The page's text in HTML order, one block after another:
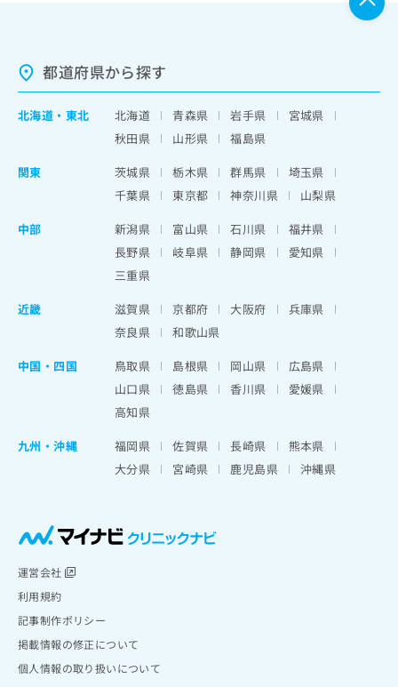
都道府県から探す
北海道 ・ 東北 北海道 青森県 岩手県
宮城県
秋田県
山形県
福島県
関東
茨城県 栃木県 群馬県
埼玉県
千葉県
東京都 神奈川県
山梨県
中部
新潟県 富山県 石川県
福井県
長野県
岐阜県 静岡県
愛知県
三重県
近畿
滋賀県 京都府 大阪府
兵庫県
奈良県
和歌山県
中国・四国
鳥取県 島根県 岡山県
広島県
山口県
徳島県 香川県
愛媛県
高知県
九州・沖縄
福岡県 佐賀県 長崎県
熊本県
大分県
宮崎県 鹿児島県 沖縄県
運営会社
利用規約
記事制作ポリシー
掲載情報の修正について
個人情報の取り扱いについて